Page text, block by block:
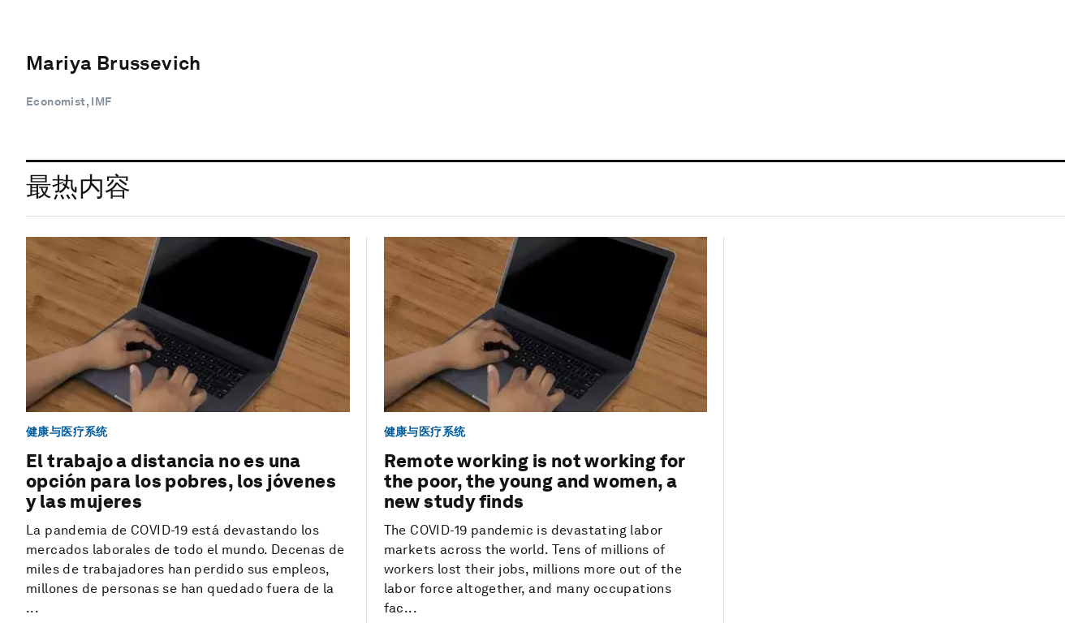
Mariya Brussevich
Economist, IMF
最热内容
健康与医疗系统
El trabajo a distancia no es una
opción para los pobres, los jóvenes
y las mujeres
La pandemia de COVID-19 está devastando los
mercados laborales de todo el mundo. Decenas de
miles de trabajadores han perdido sus empleos,
millones de personas se han quedado fuera de la
...
健康与医疗系统
Remote working is not working for
the poor, the young and women, a
new study finds
The COVID-19 pandemic is devastating labor
markets across the world. Tens of millions of
workers lost their jobs, millions more out of the
labor force altogether, and many occupations
fac...